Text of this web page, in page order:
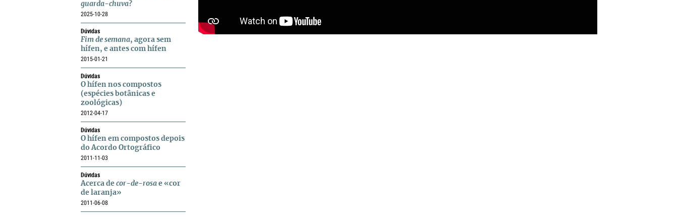
guarda-chuva?
2025-10-28
Dúvidas
Fim de semana, agora sem
hífen, e antes com hífen
2015-01-21
Dúvidas
O hífen nos compostos
(espécies botânicas e
zoológicas)
2012-04-17
Dúvidas
O hífen em compostos depois
do Acordo Ortográfico
2011-11-03
Dúvidas
Acerca de cor-de-rosa e «cor
de laranja»
2011-06-08